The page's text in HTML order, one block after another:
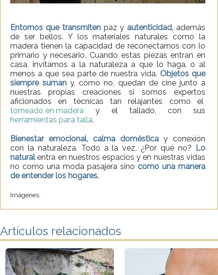
Entornos que transmitenpaz y autenticidad, además
de ser bellos. Y los materiales naturales como la
madera tienen la capacidad de reconectarnos con lo
primario y necesario. Cuando estas piezas entran en
casa, invitamos a la naturaleza a que lo haga, o al
menos a que sea parte de nuestra vida. Objetos que
siempre suman y, cómo no, quedan de cine junto a
nuestras propias creaciones si somos expertos
aficionados en técnicas tan relajantes como el
torneado en madera y el tallado, con sus
herramientas para talla.
Bienestar emocional, calma doméstica y conexión
con la naturaleza. Todo a la vez, ¿Por qué no? Lo
naturalentra en nuestros espacios y en nuestras vidas
no como una moda pasajera sino como una manera
de entender los hogares.
Imágenes:
Artículos relacionados